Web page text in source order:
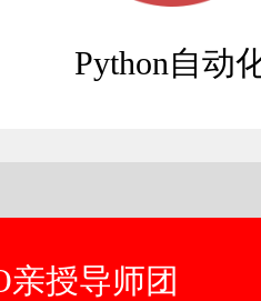
Python自动
亲授导师团